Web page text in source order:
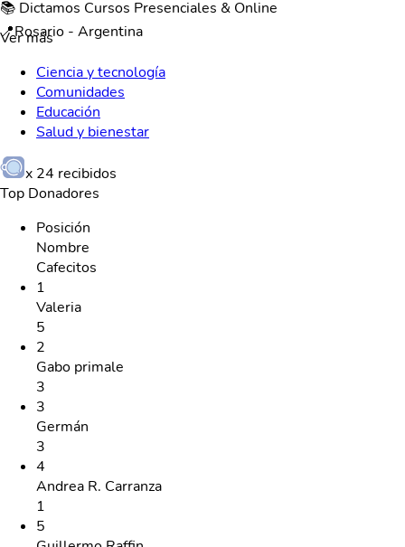
📚 Dictamos Cursos Presenciales & Online
📍Rosario - Argentina
Ver más
Ciencia y tecnología
Comunidades
Educación
Salud y bienestar
x 24 recibidos
Top Donadores
Posición
Nombre
Cafecitos
1
Valeria
5
2
Gabo primale
3
3
Germán
3
4
Andrea R. Carranza
1
5